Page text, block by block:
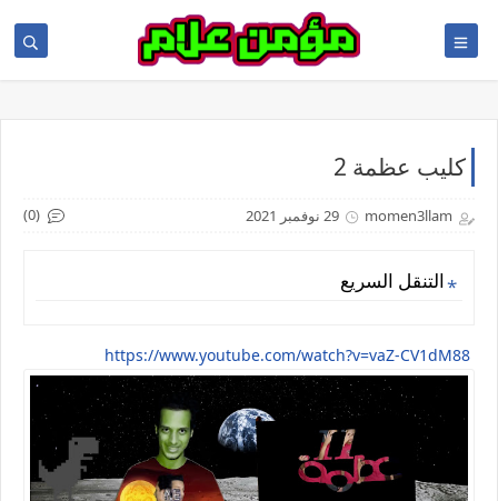
كليب عظمة 2
momen3llam 29 نوفمبر 2021 (0)
التنقل السريع
https://www.youtube.com/watch?v=vaZ-CV1dM88